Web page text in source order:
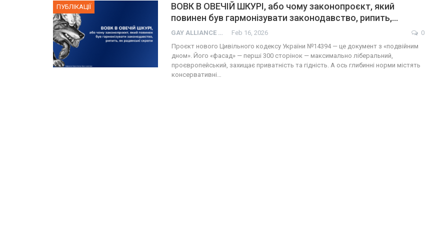
ПУБЛІКАЦІЇ
ВОВК В ОВЕЧІЙ ШКУРІ, або чому законопроєкт, який
повинен був гармонізувати законодавство, рипить,…
GAY ALLIANCE UKRAINE Feb 16, 2026
0
Проєкт нового Цивільного кодексу України №14394 — це документ з «подвійним
дном». Його «фасад» — перші 300 сторінок — максимально ліберальний,
проєвропейський, захищає приватність та гідність. А ось глибинні норми містять
консервативні…